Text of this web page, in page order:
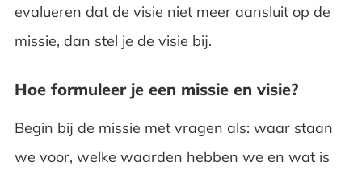
evalueren dat de visie niet meer aansluit op de
missie, dan stel je de visie bij.
Hoe formuleer je een missie en visie?
Begin bij de missie met vragen als: waar staan
we voor, welke waarden hebben we en wat is